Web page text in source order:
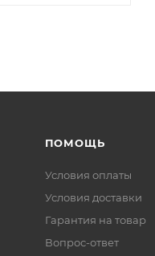
ПОМОЩЬ
Условия оплаты
Условия доставки
Гарантия на товар
Вопрос-ответ